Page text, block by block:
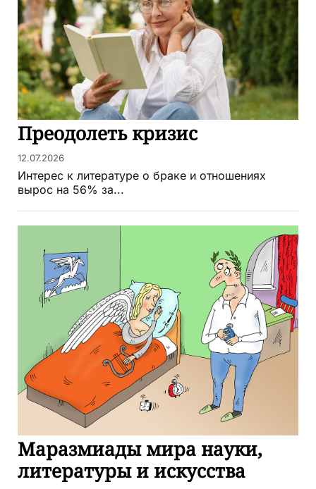
Преодолеть кризис
12.07.2026
Интерес к литературе о браке и отношениях
вырос на 56% за...
Маразмиады мира науки,
литературы и искусства